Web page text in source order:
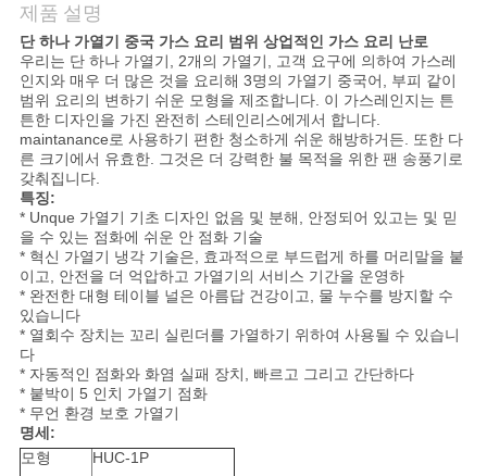
세
요
뉴
스
경
우
VR
사
제품 설명
단 하나 가열기 중국 가스 요리 범위 상업적인 가스 요리 난로
우리는 단 하나 가열기, 2개의 가열기, 고객 요구에 의하여 가스레
인지와 매우 더 많은 것을 요리해 3명의 가열기 중국어, 부피 같이
범위 요리의 변하기 쉬운 모형을 제조합니다. 이 가스레인지는 튼
튼한 디자인을 가진 완전히 스테인리스에게서 합니다.
maintanance로 사용하기 편한 청소하게 쉬운 해방하거든. 또한 다
른 크기에서 유효한. 그것은 더 강력한 불 목적을 위한 팬 송풍기로
갖춰집니다.
특징:
* Unque 가열기 기초 디자인 없음 및 분해, 안정되어 있고는 및 믿
을 수 있는 점화에 쉬운 안 점화 기술
* 혁신 가열기 냉각 기술은, 효과적으로 부드럽게 하를 머리말을 붙
이고, 안전을 더 억압하고 가열기의 서비스 기간을 운영하
* 완전한 대형 테이블 널은 아름답 건강이고, 물 누수를 방지할 수
있습니다
* 열회수 장치는 꼬리 실린더를 가열하기 위하여 사용될 수 있습니
다
* 자동적인 점화와 화염 실패 장치, 빠르고 그리고 간단하다
* 붙박이 5 인치 가열기 점화
* 무언 환경 보호 가열기
명세:
모형
HUC-1P